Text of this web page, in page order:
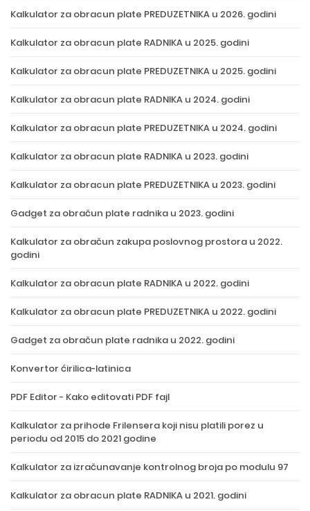
Kalkulator za obracun plate PREDUZETNIKA u 2026. godini
Kalkulator za obracun plate RADNIKA u 2025. godini
Kalkulator za obracun plate PREDUZETNIKA u 2025. godini
Kalkulator za obracun plate RADNIKA u 2024. godini
Kalkulator za obracun plate PREDUZETNIKA u 2024. godini
Kalkulator za obracun plate RADNIKA u 2023. godini
Kalkulator za obracun plate PREDUZETNIKA u 2023. godini
Gadget za obračun plate radnika u 2023. godini
Kalkulator za obračun zakupa poslovnog prostora u 2022.
godini
Kalkulator za obracun plate RADNIKA u 2022. godini
Kalkulator za obracun plate PREDUZETNIKA u 2022. godini
Gadget za obračun plate radnika u 2022. godini
Konvertor ćirilica-latinica
PDF Editor - Kako editovati PDF fajl
Kalkulator za prihode Frilensera koji nisu platili porez u
periodu od 2015 do 2021 godine
Kalkulator za izračunavanje kontrolnog broja po modulu 97
Kalkulator za obracun plate RADNIKA u 2021. godini